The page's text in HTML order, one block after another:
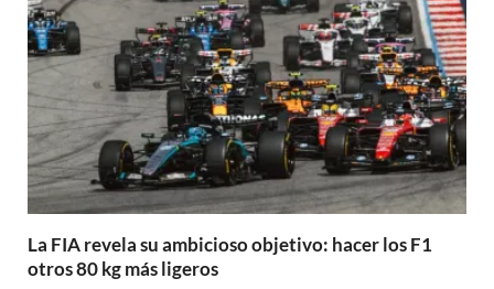
La FIA revela su ambicioso objetivo: hacer los F1
otros 80 kg más ligeros